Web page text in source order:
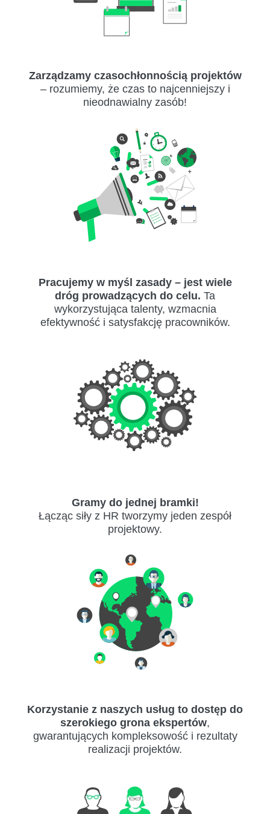
Zarządzamy czasochłonnością projektów
– rozumiemy, że czas to najcenniejszy i
nieodnawialny zasób!
Pracujemy w myśl zasady – jest wiele
dróg prowadzących do celu. Ta
wykorzystująca talenty, wzmacnia
efektywność i satysfakcję pracowników.
Gramy do jednej bramki!
Łącząc siły z HR tworzymy jeden zespół
projektowy.
Korzystanie z naszych usług to dostęp do
szerokiego grona ekspertów,
gwarantujących kompleksowość i rezultaty
realizacji projektów.